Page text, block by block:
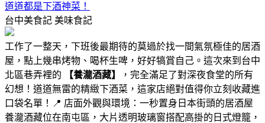
道道都是下酒神菜！
台中美食記 美味食記
工作了一整天，下班後最期待的莫過於找一間氣氛極佳的居酒
屋，點上幾串烤物、喝杯生啤，好好犒賞自己。這次來到台中
北區巷弄裡的
【養瀧酒藏】
，完全滿足了對深夜食堂的所有
幻想！道道無雷的精緻下酒菜，這家店絕對值得你立刻收藏進
口袋名單！📍 店面外觀與環境：一秒置身日本街頭的居酒屋
養瀧酒藏位在南屯區，大片透明玻璃窗搭配高掛的日式燈籠，